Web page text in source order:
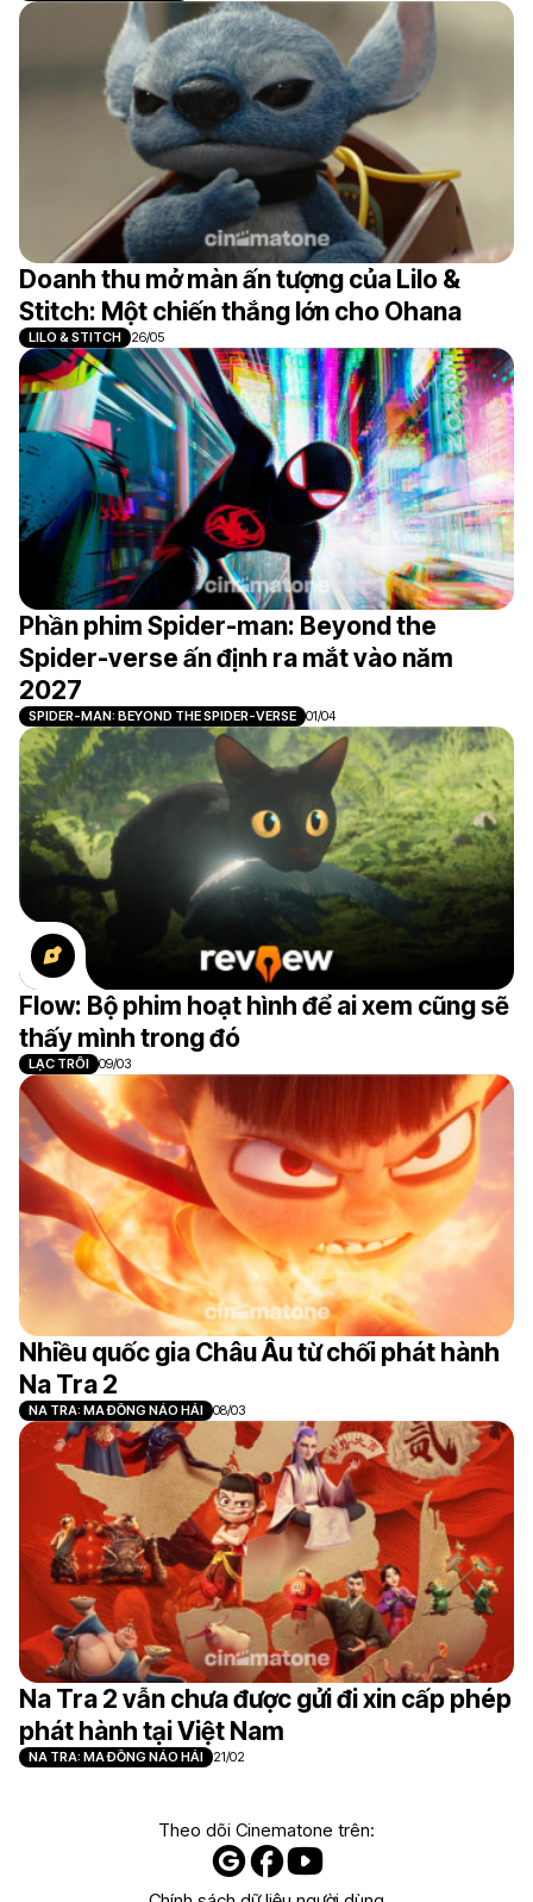
Doanh thu mở màn ấn tượng của Lilo &
Stitch: Một chiến thắng lớn cho Ohana
LILO & STITCH 26/05
Phần phim Spider-man: Beyond the
Spider-verse ấn định ra mắt vào năm
2027
SPIDER-MAN: BEYOND THE SPIDER-VERSE 01/04
Flow: Bộ phim hoạt hình để ai xem cũng sẽ
thấy mình trong đó
LẠC TRÔI 09/03
Nhiều quốc gia Châu Âu từ chối phát hành
Na Tra 2
NA TRA: MA ĐỒNG NÁO HẢI 08/03
Na Tra 2 vẫn chưa được gửi đi xin cấp phép
phát hành tại Việt Nam
NA TRA: MA ĐỒNG NÁO HẢI 21/02
Theo dõi Cinematone trên: